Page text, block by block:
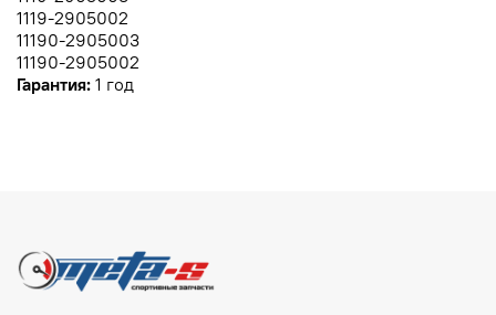
1119-2905002
11190-2905003
11190-2905002
Гарантия: 1 год